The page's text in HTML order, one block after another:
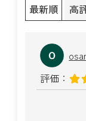
最新順 高
評価：